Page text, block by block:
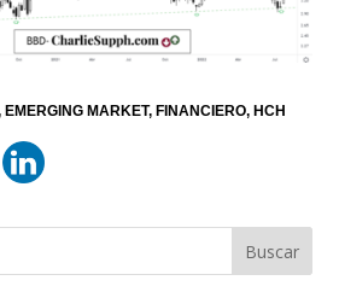
EMERGING MARKET FINANCIERO HCH